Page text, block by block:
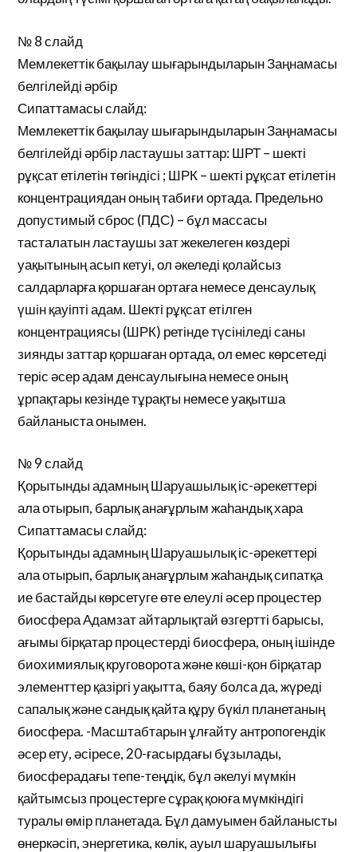
№ 8 слайд
Мемлекеттік бақылау шығарындыларын Заңнамасы
белгілейді әрбір
Сипаттамасы слайд:
Мемлекеттік бақылау шығарындыларын Заңнамасы
белгілейді әрбір ластаушы заттар: ШРТ – шекті
рұқсат етілетін төгіндісі ; ШРК – шекті рұқсат етілетін
концентрациядан оның табиғи ортада. Предельно
допустимый сброс (ПДС) – бұл массасы
тасталатын ластаушы зат жекелеген көздері
уақытының асып кетуі, ол әкеледі қолайсыз
салдарларға қоршаған ортаға немесе денсаулық
үшін қауіпті адам. Шекті рұқсат етілген
концентрациясы (ШРК) ретінде түсініледі саны
зиянды заттар қоршаған ортада, ол емес көрсетеді
теріс әсер адам денсаулығына немесе оның
ұрпақтары кезінде тұрақты немесе уақытша
байланыста онымен.
№ 9 слайд
Қорытынды адамның Шаруашылық іс-әрекеттері
ала отырып, барлық анағұрлым жаһандық хара
Сипаттамасы слайд:
Қорытынды адамның Шаруашылық іс-әрекеттері
ала отырып, барлық анағұрлым жаһандық сипатқа
ие бастайды көрсетуге өте елеулі әсер процестер
биосфера Адамзат айтарлықтай өзгертті барысы,
ағымы бірқатар процестерді биосфера, оның ішінде
биохимиялық круговорота және көші-қон бірқатар
элементтер қазіргі уақытта, баяу болса да, жүреді
сапалық және сандық қайта құру бүкіл планетаның
биосфера. -Масштабтарын ұлғайту антропогендік
әсер ету, әсіресе, 20-ғасырдағы бұзылады,
биосферадағы тепе-теңдік, бұл әкелуі мүмкін
қайтымсыз процестерге сұрақ қоюға мүмкіндігі
туралы өмір планетада. Бұл дамуымен байланысты
өнеркәсіп, энергетика, көлік, ауыл шаруашылығы